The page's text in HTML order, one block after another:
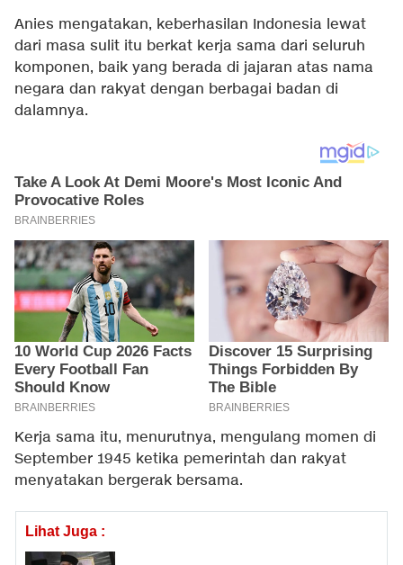
Anies mengatakan, keberhasilan Indonesia lewat
dari masa sulit itu berkat kerja sama dari seluruh
komponen, baik yang berada di jajaran atas nama
negara dan rakyat dengan berbagai badan di
dalamnya.
Kerja sama itu, menurutnya, mengulang momen di
September 1945 ketika pemerintah dan rakyat
menyatakan bergerak bersama.
Lihat Juga :